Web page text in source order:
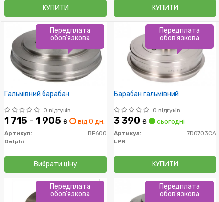
КУПИТИ КУПИТИ
Гальмівний барабан
0 відгуків
1 715 - 1 905 ₴ від 0 дн.
Артикул:
BF600
Delphi
Вибрати ціну
Передплата
обов'язкова
Барабан гальмівний
0 відгуків
3 390 ₴ сьогодні
Артикул:
7D0703CA
LPR
КУПИТИ
Передплата
обов'язкова
Передплата
обов'язкова
Передплата
обов'язкова